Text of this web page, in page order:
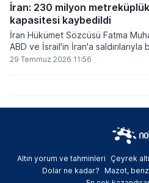
olarak belirlendi.
İran: 230 milyon
kapasitesi kaybedildi
İran Hükümet Sözcüsü Fatma
ABD ve İsrail'in İran'a saldırılarıyla
son savaşta ülkenin günlük 230
29 Temmuz 2026 11:56
Altın yorum ve tahminleri Çeyrek
Dolar ne kadar?
Mazot,